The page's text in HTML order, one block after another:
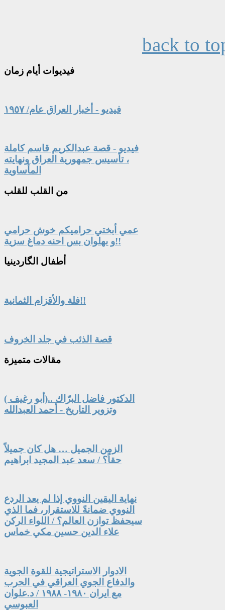
back to
فيديوات أيام زمان
فيديو - أخبار العراق عام/ ١٩٥٧
فيديو - قصة عبدالكريم قاسم كاملة
، تأسيس جمهورية العراق ونهايته
المأساوية
من القلب للقلب
عمي أبختي حراميكم خوش حرامي
و بهلوان بس احنه دماغ سزية!!
أطفال الگاردينيا
فلة والأقزام الثمانية!!
قصة الذئب في جلد الخروف
مقالات متميزة
الدكتور فاضل البرّاك ..(أبو رغيف )
وتزوير التاريخ - أحمد العبدالله
الزمن الجميل … هل كان جميلاً
حقاً؟ / سعد عبد المجيد ابراهيم
نهاية اليقين النووي إذا لم يعد الردع
النووي ضمانةً للاستقرار، فما الذي
سيحفظ توازن العالم؟ / اللواء الركن
علاء الدين حسين مكي خماس
الادوار الاستراتيجية للقوة الجوية
والدفاع الجوي العراقي في الحرب
مع ايران ١٩٨٠- ١٩٨٨ / د.علوان
العبوسي